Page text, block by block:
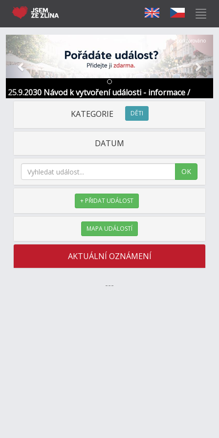
25.9.2030 Návod k vytvoření události - informace /
kontakt
Předchozí Další
Sponzorováno
KATEGORIE DĚTI
DATUM
OK
+ PŘIDAT UDÁLOST
MAPA UDÁLOSTÍ
AKTUÁLNÍ OZNÁMENÍ
---